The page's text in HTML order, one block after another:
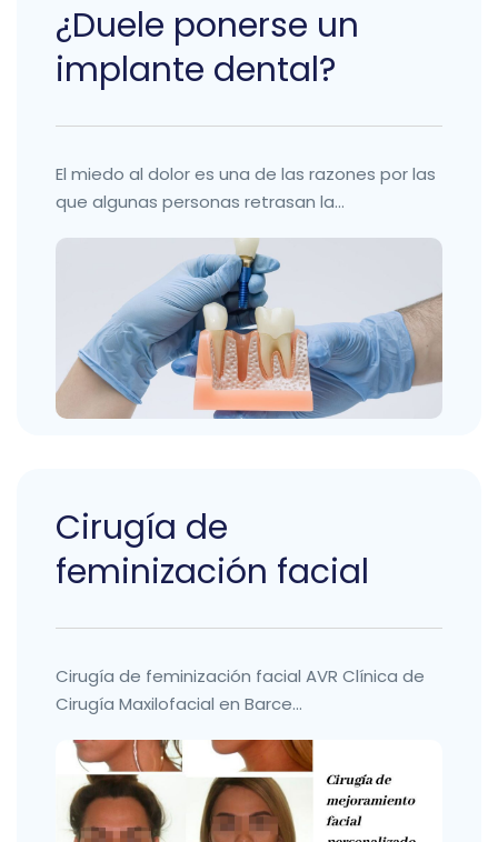
¿Duele ponerse un
implante dental?
El miedo al dolor es una de las razones por las
que algunas personas retrasan la...
Cirugía de
feminización facial
Cirugía de feminización facial AVR Clínica de
Cirugía Maxilofacial en Barce...